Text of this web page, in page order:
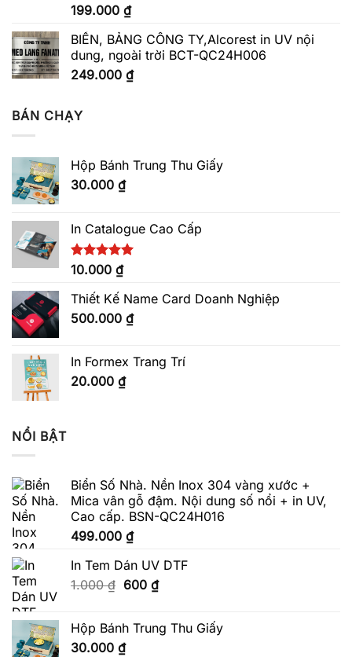
199.000 ₫
BIỂN, BẢNG CÔNG TY,Alcorest in UV nội
dung, ngoài trời BCT-QC24H006
249.000 ₫
BÁN CHẠY
Hộp Bánh Trung Thu Giấy
30.000 ₫
In Catalogue Cao Cấp
Được xếp
5.00
5 sao
10.000 ₫
Thiết Kế Name Card Doanh Nghiệp
500.000 ₫
In Formex Trang Trí
20.000 ₫
NỔI BẬT
Biển Số Nhà. Nền Inox 304 vàng xước +
Mica vân gỗ đậm. Nội dung số nổi + in UV,
Cao cấp. BSN-QC24H016
499.000 ₫
In Tem Dán UV DTF
1.000₫ Giá
1.000 ₫.
600 ₫Giá
là:
Hộp Bánh Trung Thu Giấy
30.000 ₫